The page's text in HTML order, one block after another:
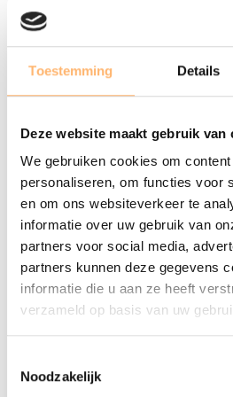
Toestemming Details
Deze website maakt gebruik van
We gebruiken cookies om
personaliseren, om functies voor
en om ons websiteverkeer te
informatie over uw gebruik van
partners voor social media,
partners kunnen deze gegevens
informatie die u aan ze heeft
verzameld op basis van uw
Noodzakelijk
Standaard - € 45,00
Tickets bestellen
Gerelateerde